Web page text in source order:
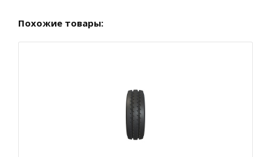
Похожие товары: